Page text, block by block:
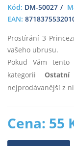
Kód: DM-50027
EAN:
Prostírání 3
vašeho ubrusu.
Pokud Vám
kategorii
nejprodávanější z
Cena: 55